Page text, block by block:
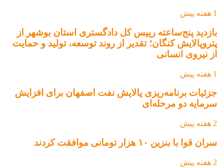
1 هفته پیش
بازدید پنج‌ساعته رییس کل دادگستری استان بوشهر از
پتروپالایش کنگان؛ تقدیر از روند توسعه، تولید و حمایت
از نیروی انسانی
1 هفته پیش
جزئیات برنامه‌ریزی پالایش نفت اصفهان برای افزایش
سرمایه دو مرحله‌ای
2 هفته پیش
سران قوا با بنزین ۱۰ هزار تومانی موافقت کردند
2 هفته پیش